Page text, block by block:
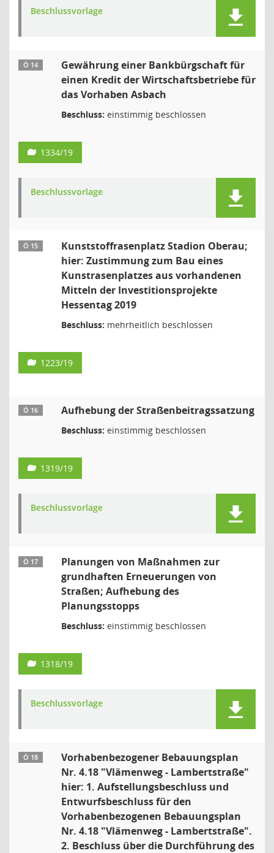
Beschlussvorlage
Ö 14
Gewährung einer Bankbürgschaft für
einen Kredit der Wirtschaftsbetriebe für
das Vorhaben Asbach
Beschluss: einstimmig beschlossen
1334/19
Beschlussvorlage
Ö 15
Kunststoffrasenplatz Stadion Oberau;
hier: Zustimmung zum Bau eines
Kunstrasenplatzes aus vorhandenen
Mitteln der Investitionsprojekte
Hessentag 2019
Beschluss: mehrheitlich beschlossen
1223/19
Ö 16 Aufhebung der Straßenbeitragssatzung
Beschluss: einstimmig beschlossen
1319/19
Beschlussvorlage
Ö 17
Planungen von Maßnahmen zur
grundhaften Erneuerungen von
Straßen; Aufhebung des
Planungsstopps
Beschluss: einstimmig beschlossen
1318/19
Beschlussvorlage
Ö 18
Vorhabenbezogener Bebauungsplan
Nr. 4.18 "Vlämenweg - Lambertstraße"
hier: 1. Aufstellungsbeschluss und
Entwurfsbeschluss für den
Vorhabenbezogenen Bebauungsplan
Nr. 4.18 "Vlämenweg - Lambertstraße".
2. Beschluss über die Durchführung des